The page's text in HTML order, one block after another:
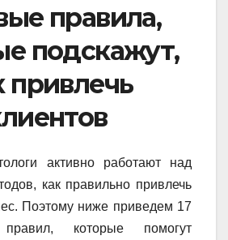
правила,
подскажут,
привлечь
активно работают над
как правильно привлечь
Поэтому ниже приведем 17
которые помогут